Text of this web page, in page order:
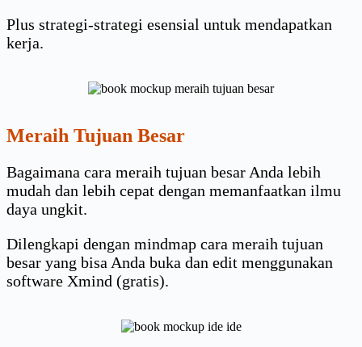
Plus strategi-strategi esensial untuk mendapatkan
kerja.
Meraih Tujuan Besar
Bagaimana cara meraih tujuan besar Anda lebih
mudah dan lebih cepat dengan memanfaatkan ilmu
daya ungkit.
Dilengkapi dengan mindmap cara meraih tujuan
besar yang bisa Anda buka dan edit menggunakan
software Xmind (gratis).